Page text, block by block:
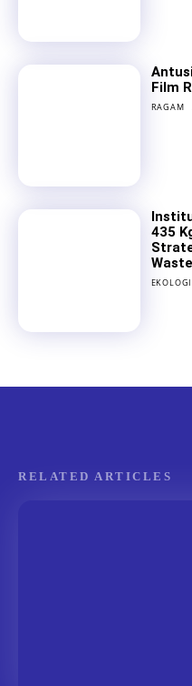
Film
RAGAM
435
EKOLOGI
RELATED ARTICLES